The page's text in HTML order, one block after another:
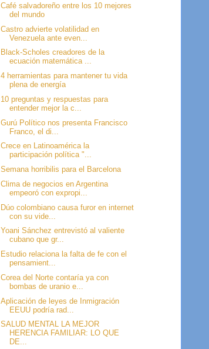
Café salvadoreño entre los 10 mejores
del mundo
Castro advierte volatilidad en
Venezuela ante even...
Black-Scholes creadores de la
ecuación matemática ...
4 herramientas para mantener tu vida
plena de energía
10 preguntas y respuestas para
entender mejor la c...
Gurú Político nos presenta Francisco
Franco, el di...
Crece en Latinoamérica la
participación política "...
Semana horribilis para el Barcelona
Clima de negocios en Argentina
empeoró con expropi...
Dúo colombiano causa furor en internet
con su vide...
Yoani Sánchez entrevistó al valiente
cubano que gr...
Estudio relaciona la falta de fe con el
pensamient...
Corea del Norte contaría ya con
bombas de uranio e...
Aplicación de leyes de Inmigración
EEUU podría rad...
SALUD MENTAL LA MEJOR
HERENCIA FAMILIAR: LO QUE
DE...